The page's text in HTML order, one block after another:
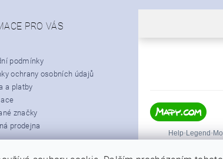
PRO VÁS
podmínky
ochrany osobních údajů
a platby
značky
prodejna